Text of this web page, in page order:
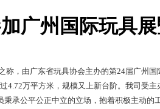
广州国际玩具
称，由广东省玩具协会主办的第24届广州
4.72万平方米，规模又上新台阶。我司受
承公平公正中立的立场，抱着积极主动